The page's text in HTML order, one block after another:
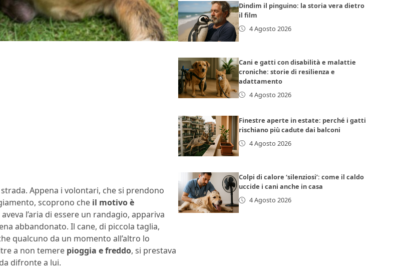
Appena i volontari, che si prendono
scoprono che il motivo è
l’aria di essere un randagio, appariva
abbandonato. Il cane, di piccola taglia,
qualcuno da un momento all’altro lo
a non temere pioggia e freddo, si prestava
difronte a lui.
Dindim il pinguino: la storia vera dietro
il film
4 Agosto 2026
Cani e gatti con disabilità e malattie
croniche: storie di resilienza e
adattamento
4 Agosto 2026
Finestre aperte in estate: perché i gatti
rischiano più cadute dai balconi
4 Agosto 2026
Colpi di calore ‘silenziosi’: come il caldo
uccide i cani anche in casa
4 Agosto 2026